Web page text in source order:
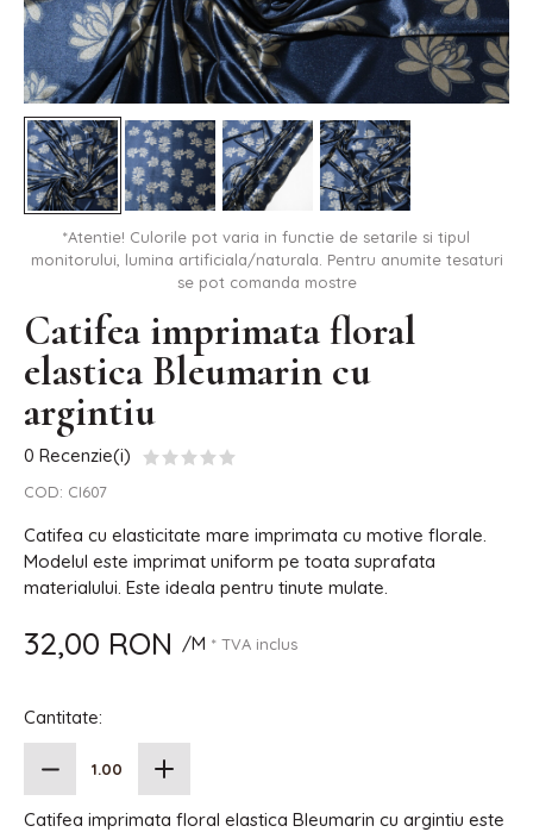
*Atentie! Culorile pot varia in functie de setarile si tipul
monitorului, lumina artificiala/naturala. Pentru anumite tesaturi
se pot comanda mostre
Catifea imprimata floral
elastica Bleumarin cu
argintiu
0 Recenzie(i)
COD: CI607
Catifea cu elasticitate mare imprimata cu motive florale.
Modelul este imprimat uniform pe toata suprafata
materialului. Este ideala pentru tinute mulate.
32,00 RON /M * TVA inclus
Cantitate:
Catifea imprimata floral elastica Bleumarin cu argintiu este